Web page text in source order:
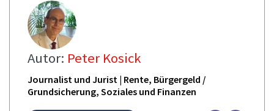
Autor: Peter Kosick
Journalist und Jurist | Rente, Bürgergeld /
Grundsicherung, Soziales und Finanzen